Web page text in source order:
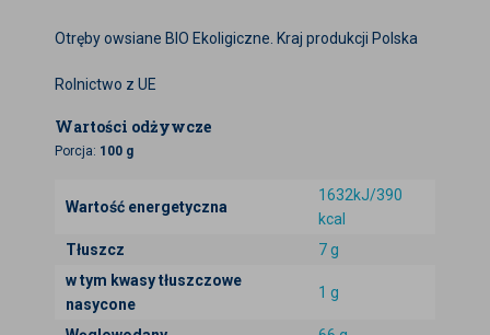
Otręby owsiane BIO Ekoligiczne. Kraj produkcji Polska
Rolnictwo z UE
Wartości odżywcze
Porcja: 100 g
Wartość energetyczna
1632kJ/390
kcal
Tłuszcz
7 g
w tym kwasy tłuszczowe
nasycone
1 g